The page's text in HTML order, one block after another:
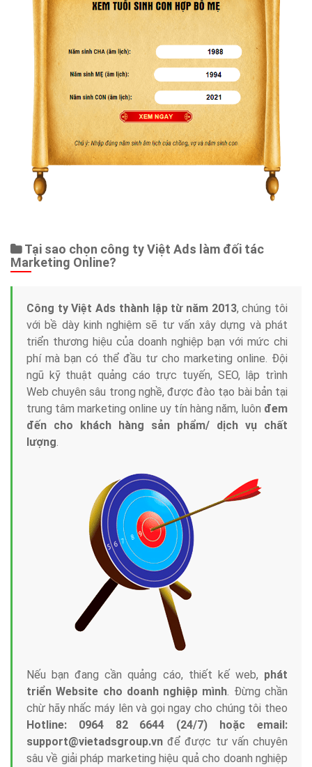
Tại sao chọn công ty Việt Ads làm đối tác
Marketing Online?
Công ty Việt Ads thành lập từ năm 2013, chúng tôi
với bề dày kinh nghiệm sẽ tư vấn xây dựng và phát
triển thương hiệu của doanh nghiệp bạn với mức chi
phí mà bạn có thể đầu tư cho marketing online. Đội
ngũ kỹ thuật quảng cáo trực tuyến, SEO, lập trình
Web chuyên sâu trong nghề, được đào tạo bài bản tại
trung tâm marketing online uy tín hàng năm, luôn đem
đến cho khách hàng sản phẩm/ dịch vụ chất
lượng.
Nếu bạn đang cần quảng cáo, thiết kế web, phát
triển Website cho doanh nghiệp mình. Đừng chần
chừ hãy nhấc máy lên và gọi ngay cho chúng tôi theo
Hotline: 0964 82 6644 (24/7) hoặc email:
support@vietadsgroup.vn để được tư vấn chuyên
sâu về giải pháp marketing hiệu quả cho doanh nghiệp